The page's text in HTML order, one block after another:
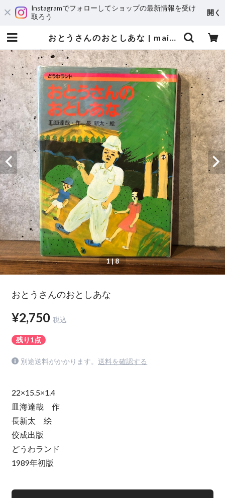
Instagramでフォローしてショップの最新情報を受け
取ろう
開く
おとうさんのおとしあな | maintent
1| 8
おとうさんのおとしあな
¥2,750 税込
残り1点
別途送料がかかります。 送料を確認する
22×15.5×1.4
皿海達哉 作
長新太 絵
佼成出版
どうわランド
1989年初版